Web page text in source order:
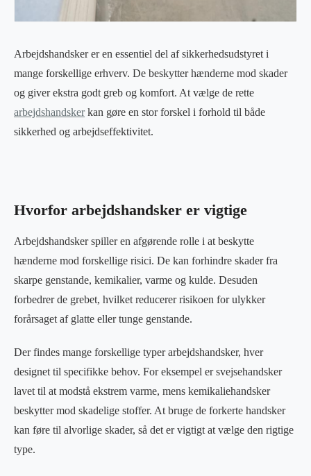
Arbejdshandsker er en essentiel del af sikkerhedsudstyret i
mange forskellige erhverv. De beskytter hænderne mod skader
og giver ekstra godt greb og komfort. At vælge de rette
arbejdshandskerkan gøre en stor forskel i forhold til både
sikkerhed og arbejdseffektivitet.
Hvorfor arbejdshandsker er vigtige
Arbejdshandsker spiller en afgørende rolle i at beskytte
hænderne mod forskellige risici. De kan forhindre skader fra
skarpe genstande, kemikalier, varme og kulde. Desuden
forbedrer de grebet, hvilket reducerer risikoen for ulykker
forårsaget af glatte eller tunge genstande.
Der findes mange forskellige typer arbejdshandsker, hver
designet til specifikke behov. For eksempel er svejsehandsker
lavet til at modstå ekstrem varme, mens kemikaliehandsker
beskytter mod skadelige stoffer. At bruge de forkerte handsker
kan føre til alvorlige skader, så det er vigtigt at vælge den rigtige
type.